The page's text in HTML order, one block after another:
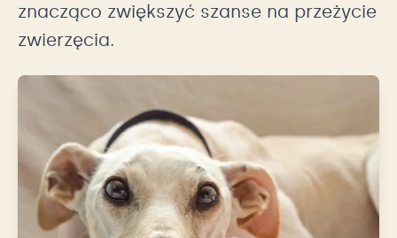
znacząco zwiększyć szanse na przeżycie
zwierzęcia.